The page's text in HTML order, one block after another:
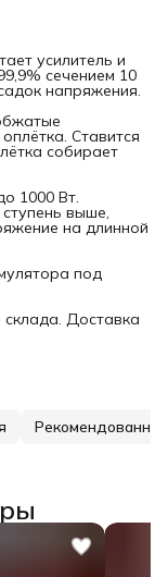
усилитель и
сечением 10
напряжения.
Ставится
собирает
1000 Вт.
выше,
на длинной
под
Доставка